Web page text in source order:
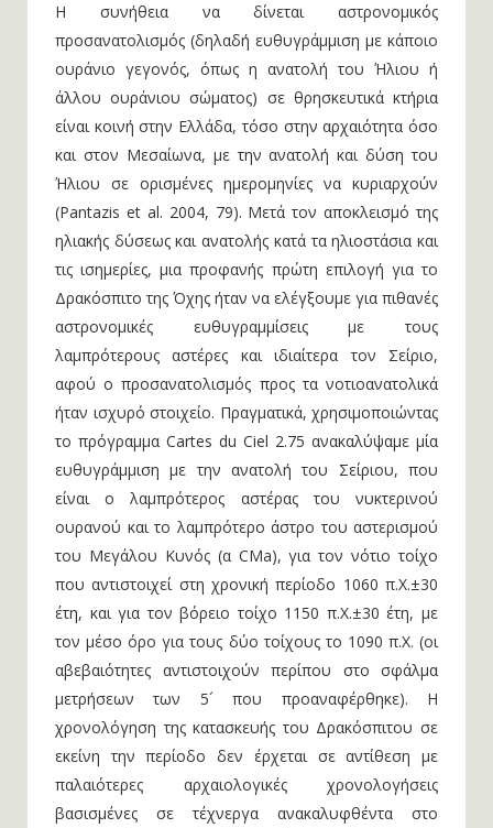
Η συνήθεια να δίνεται αστρονομικός
προσανατολισμός (δηλαδή ευθυγράμμιση με κάποιο
ουράνιο γεγονός, όπως η ανατολή του Ήλιου ή
άλλου ουράνιου σώματος) σε θρησκευτικά κτήρια
είναι κοινή στην Ελλάδα, τόσο στην αρχαιότητα όσο
και στον Μεσαίωνα, με την ανατολή και δύση του
Ήλιου σε ορισμένες ημερομηνίες να κυριαρχούν
(Pantazis et al. 2004, 79). Μετά τον αποκλεισμό της
ηλιακής δύσεως και ανατολής κατά τα ηλιοστάσια και
τις ισημερίες, μια προφανής πρώτη επιλογή για το
Δρακόσπιτο της Όχης ήταν να ελέγξουμε για πιθανές
αστρονομικές ευθυγραμμίσεις με τους
λαμπρότερους αστέρες και ιδιαίτερα τον Σείριο,
αφού ο προσανατολισμός προς τα νοτιοανατολικά
ήταν ισχυρό στοιχείο. Πραγματικά, χρησιμοποιώντας
το πρόγραμμα Cartes du Ciel 2.75 ανακαλύψαμε μία
ευθυγράμμιση με την ανατολή του Σείριου, που
είναι ο λαμπρότερος αστέρας του νυκτερινού
ουρανού και το λαμπρότερο άστρο του αστερισμού
του Μεγάλου Κυνός (α CMa), για τον νότιο τοίχο
που αντιστοιχεί στη χρονική περίοδο 1060 π.Χ.±30
έτη, και για τον βόρειο τοίχο 1150 π.Χ.±30 έτη, με
τον μέσο όρο για τους δύο τοίχους το 1090 π.Χ. (οι
αβεβαιότητες αντιστοιχούν περίπου στο σφάλμα
μετρήσεων των 5´ που προαναφέρθηκε). Η
χρονολόγηση της κατασκευής του Δρακόσπιτου σε
εκείνη την περίοδο δεν έρχεται σε αντίθεση με
παλαιότερες αρχαιολογικές χρονολογήσεις
βασισμένες σε τέχνεργα ανακαλυφθέντα στο